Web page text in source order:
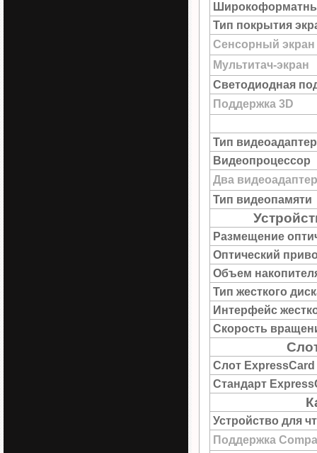
Тип покрытия
Сенсорный экран
Мультитач-экран
Светодиодная
Поддержка 3D
Тип
Видеопроцессор
Два
Тип видеопамяти
Размещение
Оптический
Объем
Тип жесткого
Интерфейс
Скорость
Слот ExpressCard
Стандарт
Устройство для
Поддержка